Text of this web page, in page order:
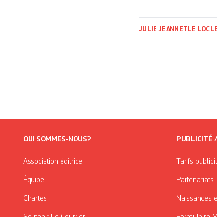
JULIE JEANNET LE LOCLE
QUI SOMMES-NOUS?
Association éditrice
Équipe
Chartes
PUBLICITÉ
Tarifs
Partenariats
Naissances